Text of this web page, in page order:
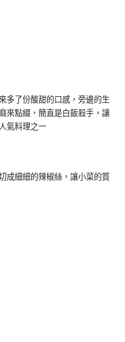
多了份酸甜的口感，旁邊的生
來點綴，簡直是白飯殺手，讓
氣料理之一
成細細的辣椒絲，讓小菜的質